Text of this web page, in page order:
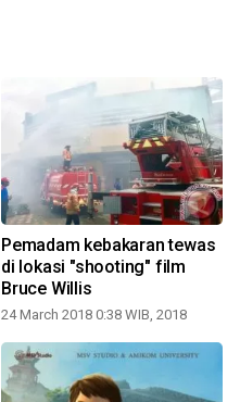
Pemadam kebakaran tewas
di lokasi "shooting" film
Bruce Willis
24 March 2018 0:38 WIB, 2018